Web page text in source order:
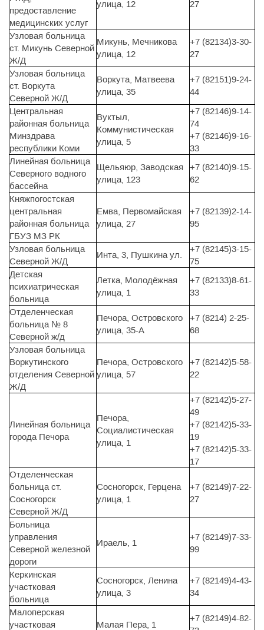
предоставление
медицинских услуг
улица, 12
27
Узловая больница
ст. Микунь Северной
Ж/Д
Микунь, Мечникова
улица, 12
+7 (82134)3-30-
27
Узловая больница
ст. Воркута
Северной Ж/Д
Воркута, Матвеева
улица, 35
+7 (82151)9-24-
44
Центральная
районная больница
Минздрава
республики Коми
Вуктыл,
Коммунистическая
улица, 5
+7 (82146)9-14-
74
+7 (82146)9-16-
33
Линейная больница
Северного водного
бассейна
Щельяюр, Заводская
улица, 123
+7 (82140)9-15-
62
Княжпогостская
центральная
районная больница
ГБУЗ МЗ РК
Емва, Первомайская
улица, 27
+7 (82139)2-14-
95
Узловая больница
Северной Ж/Д
Инта, 3, Пушкина ул.
+7 (82145)3-15-
75
Детская
психиатрическая
больница
Летка, Молодёжная
улица, 1
+7 (82133)8-61-
33
Отделенческая
больница № 8
Северной ж/д
Печора, Островского
улица, 35-А
+7 (8214) 2-25-
68
Узловая больница
Воркутинского
отделения Северной
Ж/Д
Печора, Островского
улица, 57
+7 (82142)5-58-
22
Линейная больница
города Печора
Печора,
Социалистическая
улица, 1
+7 (82142)5-27-
49
+7 (82142)5-33-
19
+7 (82142)5-33-
17
Отделенческая
больница ст.
Сосногорск
Северной Ж/Д
Сосногорск, Герцена
улица, 1
+7 (82149)7-22-
27
Больница
управления
Северной железной
дороги
Ираель, 1
+7 (82149)7-33-
99
Керкинская
участковая
больница
Сосногорск, Ленина
улица, 3
+7 (82149)4-43-
34
Малоперская
участковая
Малая Пера, 1
+7 (82149)4-82-